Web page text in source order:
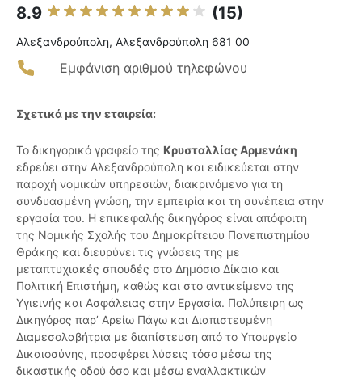
8.9 (15)
Αλεξανδρούπολη, Αλεξανδρούπολη 681 00
Εμφάνιση αριθμού τηλεφώνου
Σχετικά με την εταιρεία:
Το δικηγορικό γραφείο της Κρυσταλλίας Αρμενάκη
εδρεύει στην Αλεξανδρούπολη και ειδικεύεται στην
παροχή νομικών υπηρεσιών, διακρινόμενο για τη
συνδυασμένη γνώση, την εμπειρία και τη συνέπεια στην
εργασία του. Η επικεφαλής δικηγόρος είναι απόφοιτη
της Νομικής Σχολής του Δημοκρίτειου Πανεπιστημίου
Θράκης και διευρύνει τις γνώσεις της με
μεταπτυχιακές σπουδές στο Δημόσιο Δίκαιο και
Πολιτική Επιστήμη, καθώς και στο αντικείμενο της
Υγιεινής και Ασφάλειας στην Εργασία. Πολύπειρη ως
Δικηγόρος παρ’ Αρείω Πάγω και Διαπιστευμένη
Διαμεσολαβήτρια με διαπίστευση από το Υπουργείο
Δικαιοσύνης, προσφέρει λύσεις τόσο μέσω της
δικαστικής οδού όσο και μέσω εναλλακτικών